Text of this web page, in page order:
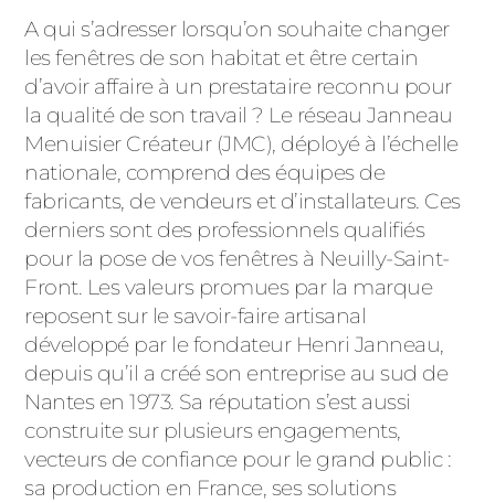
A qui s’adresser lorsqu’on souhaite changer
les fenêtres de son habitat et être certain
d’avoir affaire à un prestataire reconnu pour
la qualité de son travail ? Le réseau Janneau
Menuisier Créateur (JMC), déployé à l’échelle
nationale, comprend des équipes de
fabricants, de vendeurs et d’installateurs. Ces
derniers sont des professionnels qualifiés
pour la pose de vos fenêtres à Neuilly-Saint-
Front. Les valeurs promues par la marque
reposent sur le savoir-faire artisanal
développé par le fondateur Henri Janneau,
depuis qu’il a créé son entreprise au sud de
Nantes en 1973. Sa réputation s’est aussi
construite sur plusieurs engagements,
vecteurs de confiance pour le grand public :
sa production en France, ses solutions
ALUMINIUM
ACIER